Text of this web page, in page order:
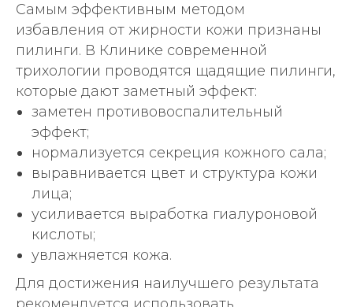
Самым эффективным методом
избавления от жирности кожи признаны
пилинги. В Клинике современной
трихологии проводятся щадящие пилинги,
которые дают заметный эффект:
заметен противовоспалительный
эффект;
нормализуется секреция кожного сала;
выравнивается цвет и структура кожи
лица;
усиливается выработка гиалуроновой
кислоты;
увлажняется кожа.
Для достижения наилучшего результата
п ул ю